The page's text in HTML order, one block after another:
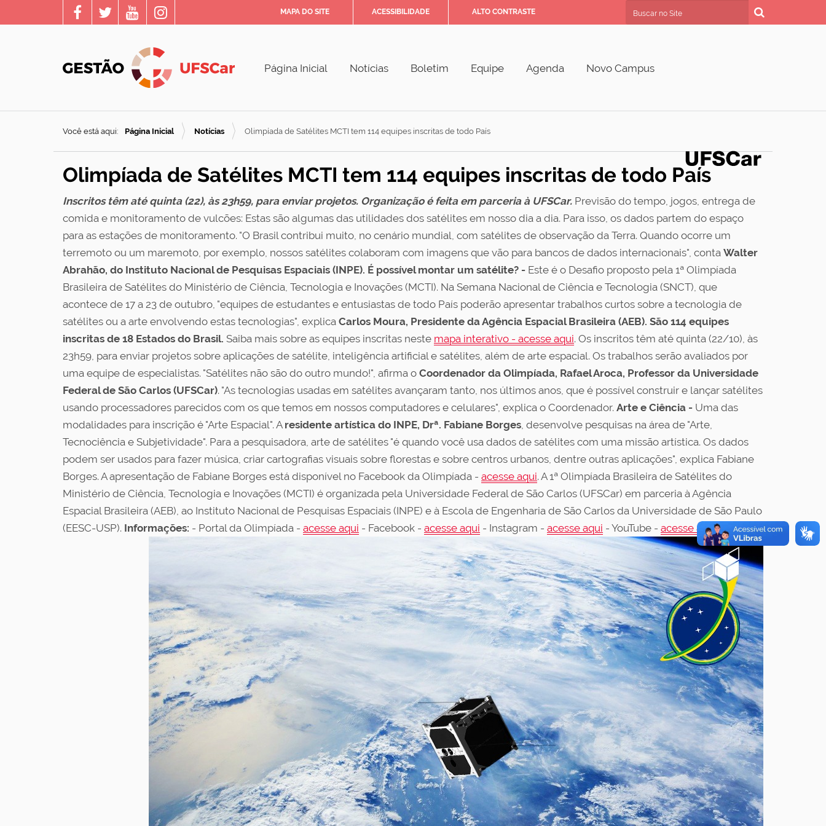
MAPA DO SITE ACESSIBILIDADE ALTO CONTRASTE Busca Avançada…
Página Inicial Notícias Boletim Equipe Agenda Novo Campus
Você está aqui: Página Inicial Notícias Olimpíada de Satélites MCTI tem 114 equipes inscritas de todo País
Olimpíada de Satélites MCTI tem 114 equipes inscritas de todo País
Inscritos têm até quinta (22), às 23h59, para enviar projetos. Organização é feita em parceria à UFSCar. Previsão do tempo, jogos, entrega de
comida e monitoramento de vulcões: Estas são algumas das utilidades dos satélites em nosso dia a dia. Para isso, os dados partem do espaço
para as estações de monitoramento. "O Brasil contribui muito, no cenário mundial, com satélites de observação da Terra. Quando ocorre um
terremoto ou um maremoto, por exemplo, nossos satélites colaboram com imagens que vão para bancos de dados internacionais", conta Walter
Abrahão, do Instituto Nacional de Pesquisas Espaciais (INPE). É possível montar um satélite? - Este é o Desafio proposto pela 1ª Olimpíada
Brasileira de Satélites do Ministério de Ciência, Tecnologia e Inovações (MCTI). Na Semana Nacional de Ciência e Tecnologia (SNCT), que
acontece de 17 a 23 de outubro, "equipes de estudantes e entusiastas de todo País poderão apresentar trabalhos curtos sobre a tecnologia de
satélites ou a arte envolvendo estas tecnologias", explica Carlos Moura, Presidente da Agência Espacial Brasileira (AEB). São 114 equipes
inscritas de 18 Estados do Brasil. Saiba mais sobre as equipes inscritas neste mapa interativo - acesse aqui. Os inscritos têm até quinta (22/10), às
23h59, para enviar projetos sobre aplicações de satélite, inteligência artificial e satélites, além de arte espacial. Os trabalhos serão avaliados por
uma equipe de especialistas. "Satélites não são do outro mundo!", afirma o Coordenador da Olimpíada, Rafael Aroca, Professor da Universidade
Federal de São Carlos (UFSCar). "As tecnologias usadas em satélites avançaram tanto, nos últimos anos, que é possível construir e lançar satélites
usando processadores parecidos com os que temos em nossos computadores e celulares", explica o Coordenador. Arte e Ciência - Uma das
modalidades para inscrição é "Arte Espacial". A residente artística do INPE, Drª. Fabiane Borges, desenvolve pesquisas na área de "Arte,
Tecnociência e Subjetividade". Para a pesquisadora, arte de satélites "é quando você usa dados de satélites com uma missão artística. Os dados
podem ser usados para fazer música, criar cartografias visuais sobre florestas e sobre centros urbanos, dentre outras aplicações", explica Fabiane
Borges. A apresentação de Fabiane Borges está disponível no Facebook da Olimpíada - acesse aqui. A 1ª Olimpíada Brasileira de Satélites do
Ministério de Ciência, Tecnologia e Inovações (MCTI) é organizada pela Universidade Federal de São Carlos (UFSCar) em parceria à Agência
Espacial Brasileira (AEB), ao Instituto Nacional de Pesquisas Espaciais (INPE) e à Escola de Engenharia de São Carlos da Universidade de São Paulo
(EESC-USP). Informações: - Portal da Olimpíada - acesse aqui - Facebook - acesse aqui - Instagram - acesse aqui - YouTube - acesse aqui